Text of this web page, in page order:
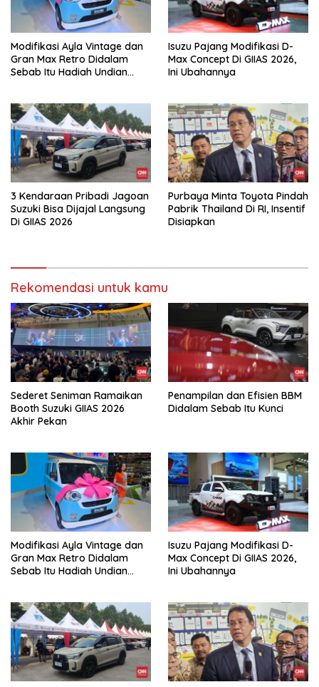
Modifikasi Ayla Vintage dan
Gran Max Retro Didalam
Sebab Itu Hadiah Undian
Isuzu Pajang Modifikasi D-
Max Concept Di GIIAS 2026,
Ini Ubahannya
3 Kendaraan Pribadi Jagoan
Suzuki Bisa Dijajal Langsung
Di GIIAS 2026
Purbaya Minta Toyota Pindah
Pabrik Thailand Di RI, Insentif
Disiapkan
Rekomendasi untuk kamu
Sederet Seniman Ramaikan
Booth Suzuki GIIAS 2026
Akhir Pekan
Penampilan dan Efisien BBM
Didalam Sebab Itu Kunci
Modifikasi Ayla Vintage dan
Gran Max Retro Didalam
Sebab Itu Hadiah Undian
Isuzu Pajang Modifikasi D-
Max Concept Di GIIAS 2026,
Ini Ubahannya